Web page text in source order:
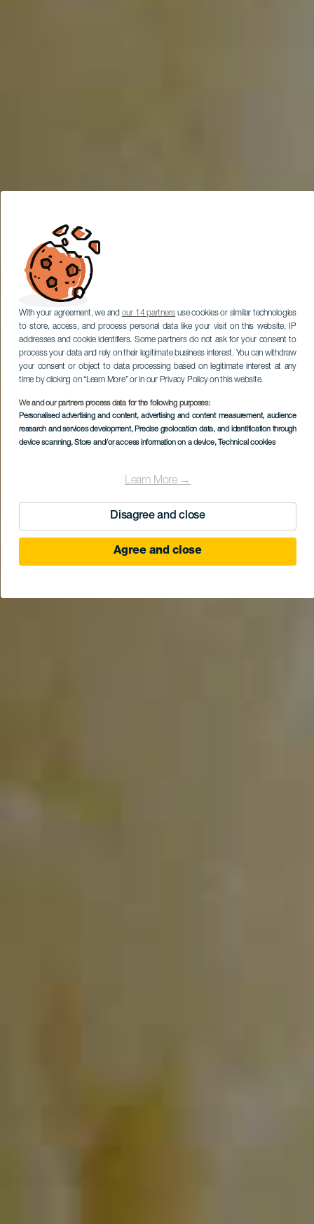
With your agreement, we and our 14 partners use cookies or similar technologies
to store, access, and process personal data like your visit on this website, IP
addresses and cookie identifiers. Some partners do not ask for your consent to
process your data and rely on their legitimate business interest. You can withdraw
your consent or object to data processing based on legitimate interest at any
time by clicking on “Learn More” or in our Privacy Policy on this website.
We and our partners process data for the following purposes:
Personalised advertising and content, advertising and content measurement, audience
research and services development, Precise geolocation data, and identification through
device scanning, Store and/or access information on a device, Technical cookies
Learn More →
Disagree and close
Agree and close